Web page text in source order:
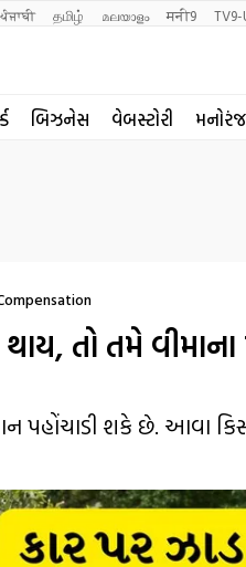
ਪੰਜਾਬੀ தமிழ் മലയാളം मनी9 TV9-
બિઝનેસ વેબસ્ટોરી
તો તમે
પહોંચાડી શકે છે. આવા